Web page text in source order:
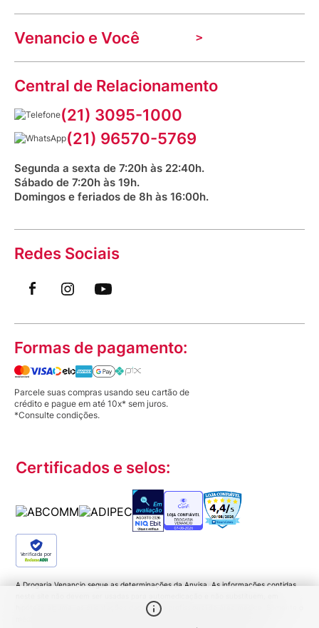
Nossas lojas
Indique seu imóvel
Aniversário Venancio 2025
Troca e devolução
Mecânica de promoções
Dúvidas frequentes
Prazos e entregas
Bioimpedância Gratuita
Venancio e Você
VClube - Programa de fidelidade
Fale com o farmacêutico
Fale conosco
Saúde na praça
Central de Relacionamento
(21) 3095-1000
(21) 96570-5769
Segunda a sexta de 7:20h às 22:40h.
Sábado de 7:20h às 19h.
Domingos e feriados de 8h às 16:00h.
Redes Sociais
Formas de pagamento:
Parcele suas compras usando seu cartão de
crédito e pague em até 10x* sem juros.
*Consulte condições.
Certificados e selos:
Verificada por
A Drogaria Venancio segue as determinações da Anvisa. As informações contidas
hipótese alguma, as orientações dadas pelo profissional da área médica. Somente o
médico está apto a diagnosticar qualquer problema de saúde e prescrever o